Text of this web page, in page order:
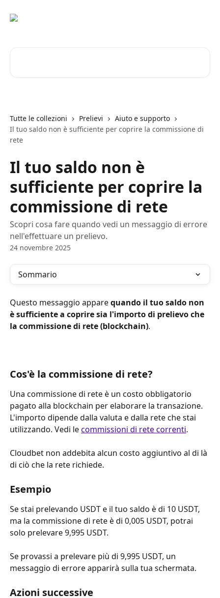
Tutte le collezioni Prelievi
Aiuto e supporto
Il tuo saldo non è sufficiente per coprire la commissione di
rete
Il tuo saldo non è
sufficiente per coprire la
commissione di rete
Scopri cosa fare quando vedi un messaggio di errore
nell'effettuare un prelievo.
24 novembre 2025
Sommario
Questo messaggio appare quando il tuo saldo non
è sufficiente a coprire sia l'importo di prelievo che
la commissione di rete (blockchain).
Cos'è la commissione di rete?
Una commissione di rete è un costo obbligatorio
pagato alla blockchain per elaborare la transazione.
L'importo dipende dalla valuta e dalla rete che stai
utilizzando. Vedi le commissioni di rete correnti.
Cloudbet non addebita alcun costo aggiuntivo al di là
di ciò che la rete richiede.
Esempio
Se stai prelevando USDT e il tuo saldo è di 10 USDT,
ma la commissione di rete è di 0,005 USDT, potrai
solo prelevare 9,995 USDT.
Se provassi a prelevare più di 9,995 USDT, un
messaggio di errore apparirà sulla tua schermata.
Azioni successive